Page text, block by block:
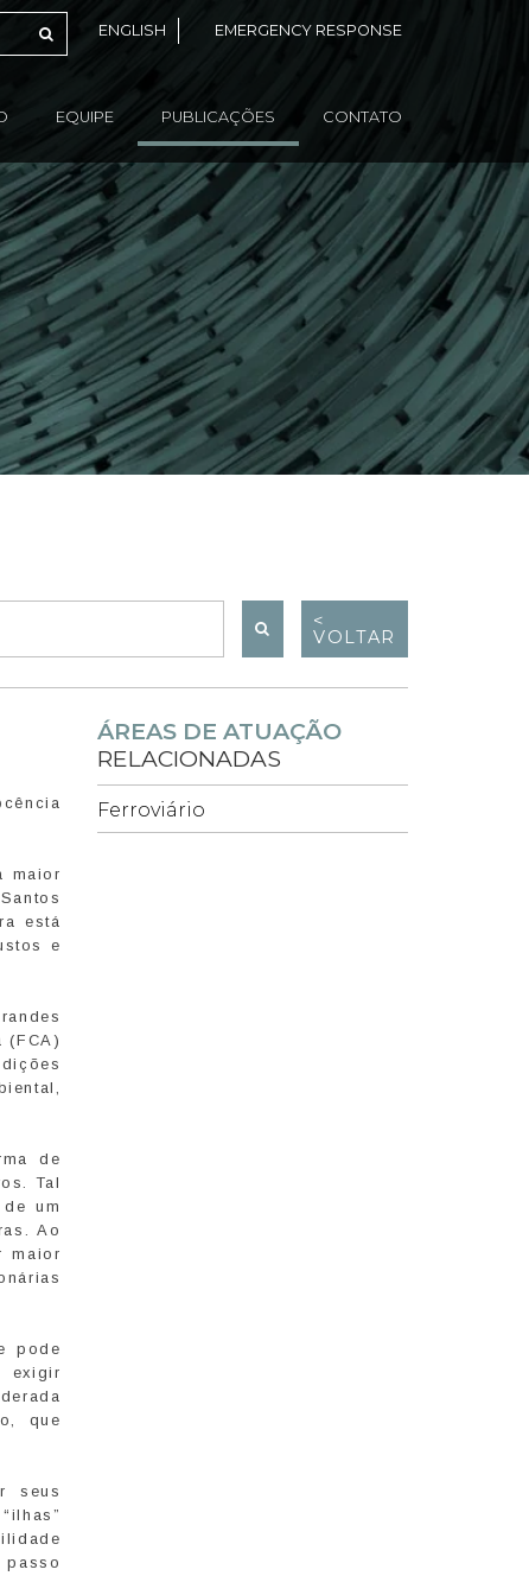
ENGLISH EMERGENCY RESPONSE
EQUIPE PUBLICAÇÕES CONTATO
<
VOLTAR
maior
está
e
(FCA)
de
Tal
um
Ao
maior
pode
exigir
que
seus
ÁREAS DE ATUAÇÃO
RELACIONADAS
Ferroviário